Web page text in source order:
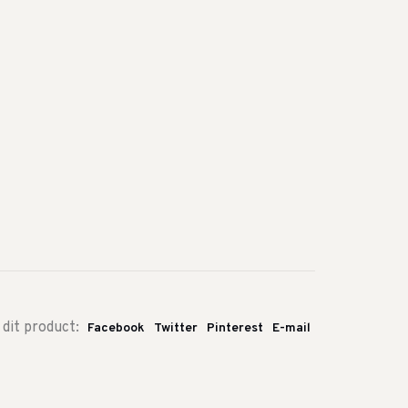
product: Facebook Twitter Pinterest E-mail